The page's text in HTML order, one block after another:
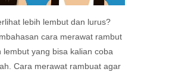
lebih lembut dan lurus?
cara merawat rambut
lembut yang bisa kalian coba
Cara merawat rambuat agar